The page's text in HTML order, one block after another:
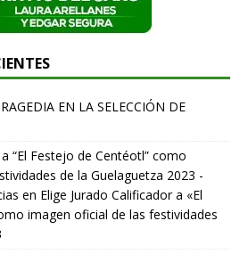
EN LA SELECCIÓN DE
“El Festejo de Centéotl” como
de la Guelaguetza 2023 -
en Elige Jurado Calificador a «El
imagen oficial de las festividades